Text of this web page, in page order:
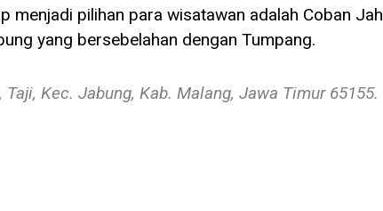
menjadi pilihan para wisatawan adalah Coban
yang bersebelahan dengan Tumpang.
Kec. Jabung, Kab. Malang, Jawa Timur 65155.